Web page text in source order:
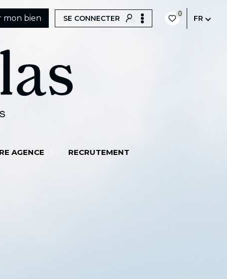
mon bien SE CONNECTER
0
FR
AGENCE RECRUTEMENT